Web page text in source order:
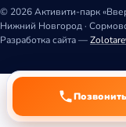
© 2026 Активити-парк
Нижний Новгород ·
Разработка сайта —
Позвонить